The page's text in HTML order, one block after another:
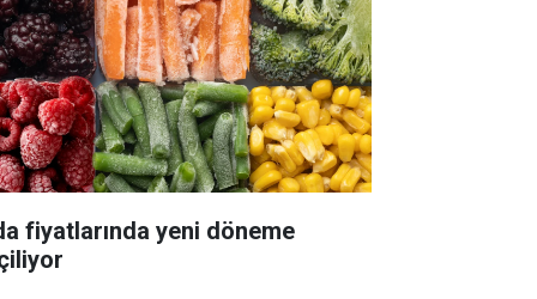
fiyatlarında yeni döneme